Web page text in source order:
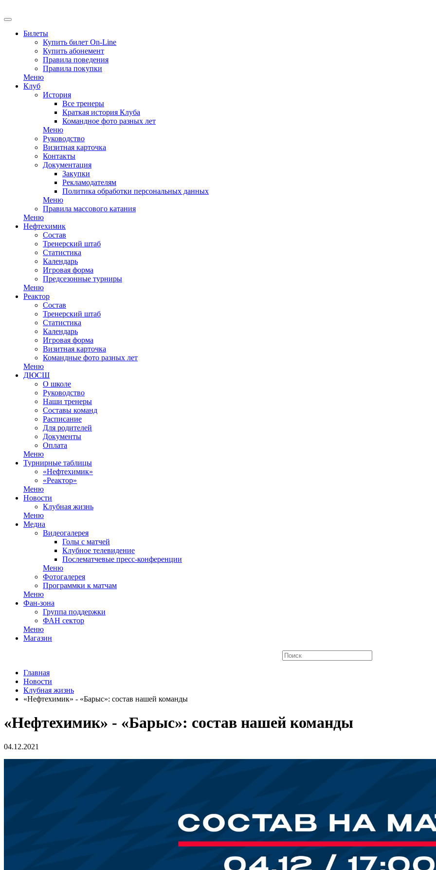
Билеты
Купить билет On-Line
Купить абонемент
Правила поведения
Правила покупки
Меню
Клуб
История
Все тренеры
Краткая история Клуба
Командное фото разных лет
Меню
Руководство
Визитная карточка
Контакты
Документация
Закупки
Рекламодателям
Политика обработки персональных данных
Меню
Правила массового катания
Меню
Нефтехимик
Состав
Тренерский штаб
Статистика
Календарь
Игровая форма
Предсезонные турниры
Меню
Реактор
Состав
Тренерский штаб
Статистика
Календарь
Игровая форма
Визитная карточка
Командные фото разных лет
Меню
ДЮСШ
О школе
Руководство
Наши тренеры
Составы команд
Расписание
Для родителей
Документы
Оплата
Меню
Турнирные таблицы
«Нефтехимик»
«Реактор»
Меню
Новости
Клубная жизнь
Меню
Медиа
Видеогалерея
Голы с матчей
Клубное телевидение
Послематчевые пресс-конференции
Меню
Фотогалерея
Программки к матчам
Меню
Фан-зона
Группа поддержки
ФАН сектор
Меню
Магазин
Главная
Новости
Клубная жизнь
«Нефтехимик» - «Барыс»: состав нашей команды
«Нефтехимик» - «Барыс»: состав нашей команды
04.12.2021